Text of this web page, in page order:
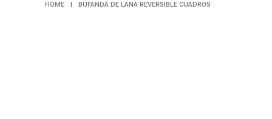
HOME | BUFANDA DE LANA REVERSIBLE CUADROS